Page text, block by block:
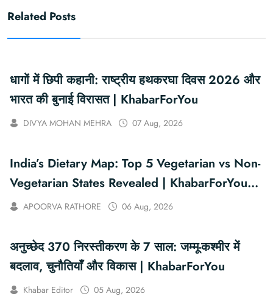
Related Posts
धागों में छिपी कहानी: राष्ट्रीय हथकरघा दिवस 2026 और
भारत की बुनाई विरासत | KhabarForYou
DIVYA MOHAN MEHRA 07 Aug, 2026
India’s Dietary Map: Top 5 Vegetarian vs Non-
Vegetarian States Revealed | KhabarForYou
(In Hindi And English)
APOORVA RATHORE 06 Aug, 2026
अनुच्छेद 370 निरस्तीकरण के 7 साल: जम्मू-कश्मीर में
बदलाव, चुनौतियाँ और विकास | KhabarForYou
Khabar Editor 05 Aug, 2026